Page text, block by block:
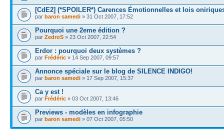
[CdE2] (*SPOILER*) Carences Émotionnelles et lois
par baron samedi » 31 Oct 2007, 17:52
Pourquoi une 2eme édition ?
par ZedroS » 23 Oct 2007, 22:54
Erdor : pourquoi deux systèmes ?
par Frédéric » 14 Sep 2007, 09:57
Annonce spéciale sur le blog de SILENCE INDIGO!
par baron samedi » 17 Sep 2007, 15:37
Ca y est !
par Frédéric » 03 Oct 2007, 13:46
Previews - modèles en infographie
par baron samedi » 07 Oct 2007, 05:50